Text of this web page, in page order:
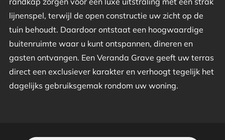
lijnenspel, terwijl de open constructie uw zicht op de
tuin behoudt. Daardoor ontstaat een hoogwaardige
buitenruimte waar u kunt ontspannen, dineren en
gasten ontvangen. Een Veranda Grave geeft uw terras
direct een exclusiever karakter en verhoogt tegelijk het
dagelijks gebruiksgemak rondom uw woning.